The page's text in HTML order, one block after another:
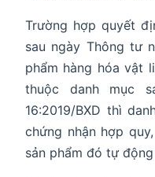
Trường hợp quyết
sau ngày Thông tư
phẩm hàng hóa vật
thuộc danh mục
16:2019/BXD thì
chứng nhận hợp
sản phẩm đó tự